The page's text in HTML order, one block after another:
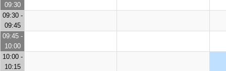
09:30
09:30 -
09:45
09:45 -
10:00
10:00 -
10:15